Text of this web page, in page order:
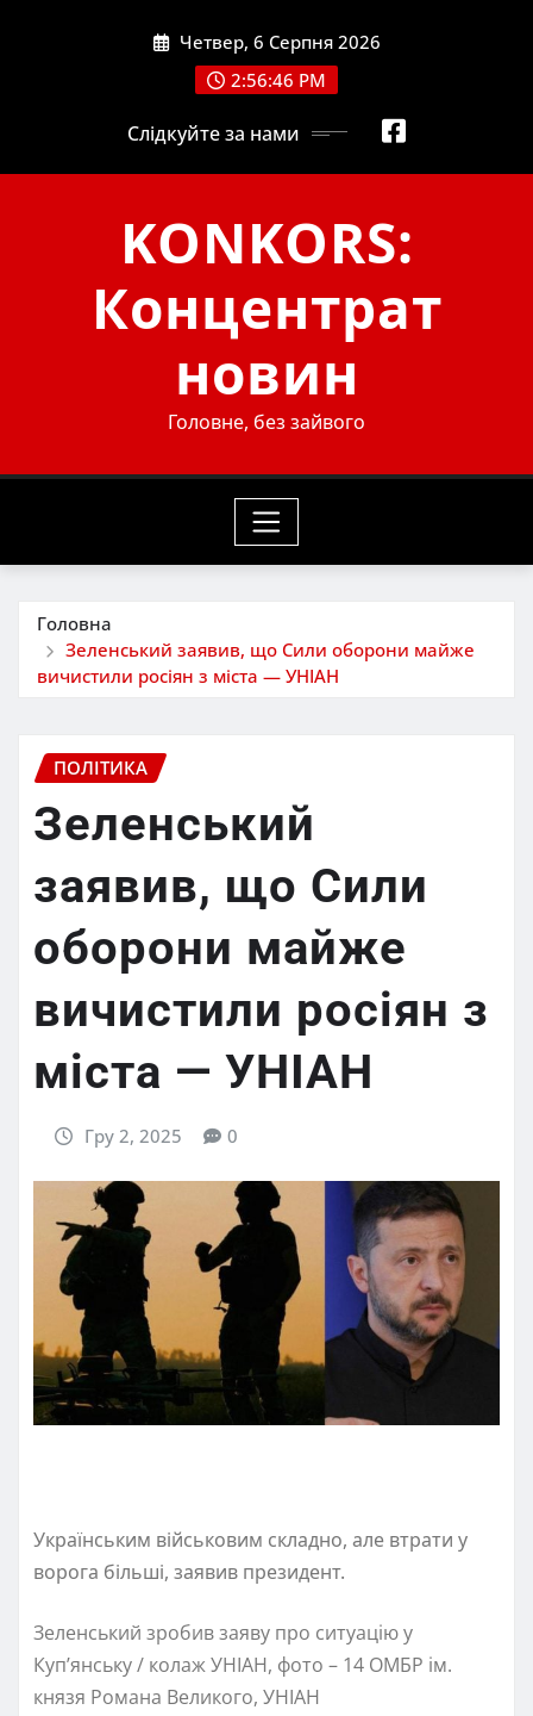
Четвер, 6 Серпня 2026
2:56:47 PM
Слідкуйте за нами
KONKORS:
Концентрат
новин
Головне, без зайвого
Головна
Зеленський заявив, що Сили оборони майже
вичистили росіян з міста — УНІАН
ПОЛІТИКА
Зеленський
заявив, що Сили
оборони майже
вичистили росіян з
міста — УНІАН
Гру 2, 2025 0
Українським військовим складно, але втрати у
ворога більші, заявив президент.
Зеленський зробив заяву про ситуацію у
Куп’янську / колаж УНІАН, фото – 14 ОМБР ім.
князя Романа Великого, УНІАН